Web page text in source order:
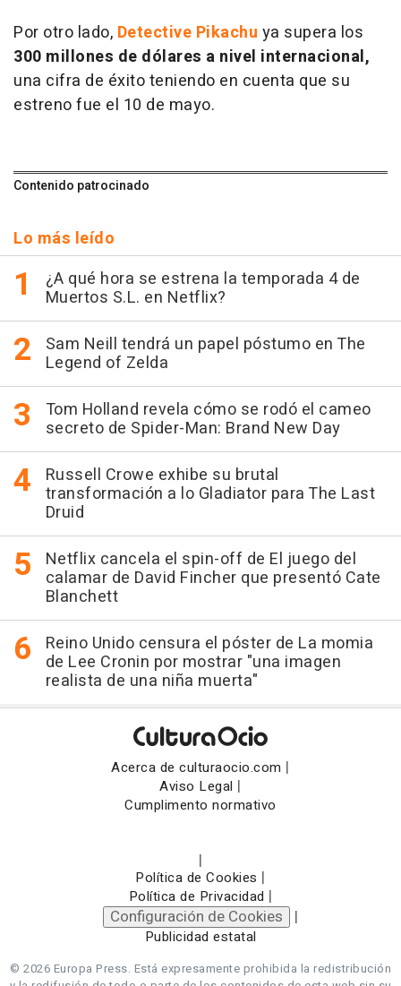
Por otro lado, Detective Pikachu ya supera los
300 millones de dólares a nivel internacional,
una cifra de éxito teniendo en cuenta que su
estreno fue el 10 de mayo.
Contenido patrocinado
Lo más leído
¿A qué hora se estrena la temporada 4 de
Muertos S.L. en Netflix?
Sam Neill tendrá un papel póstumo en The
Legend of Zelda
Tom Holland revela cómo se rodó el cameo
secreto de Spider-Man: Brand New Day
Russell Crowe exhibe su brutal
transformación a lo Gladiator para The Last
Druid
Netflix cancela el spin-off de El juego del
calamar de David Fincher que presentó Cate
Blanchett
Reino Unido censura el póster de La momia
de Lee Cronin por mostrar "una imagen
realista de una niña muerta"
Acerca de culturaocio.com |
Aviso Legal |
Cumplimento normativo
|
Política de Cookies |
Política de Privacidad |
Configuración de Cookies |
Publicidad estatal
© 2026 Europa Press. Está expresamente prohibida la redistribución